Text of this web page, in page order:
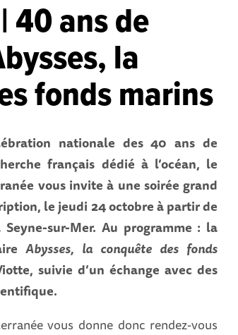
40 ans de
la
fonds marins
nationale des 40 ans de
français dédié à l’océan, le
vous invite à une soirée grand
le jeudi 24 octobre à partir de
sur-Mer. Au programme : la
Abysses, la conquête des fonds
suivie d’un échange avec des
vous donne donc rendez-vous